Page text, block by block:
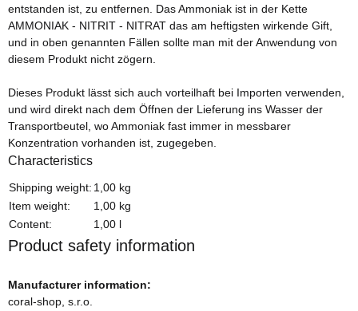
entstanden ist, zu entfernen. Das Ammoniak ist in der Kette
AMMONIAK - NITRIT - NITRAT das am heftigsten wirkende Gift,
und in oben genannten Fällen sollte man mit der Anwendung von
diesem Produkt nicht zögern.
Dieses Produkt lässt sich auch vorteilhaft bei Importen verwenden,
und wird direkt nach dem Öffnen der Lieferung ins Wasser der
Transportbeutel, wo Ammoniak fast immer in messbarer
Konzentration vorhanden ist, zugegeben.
Characteristics
Item information
Value
Shipping weight: 1,00 kg
Item weight:
1,00 kg
Content:
1,00 l
Product safety information
Manufacturer information:
coral-shop, s.r.o.